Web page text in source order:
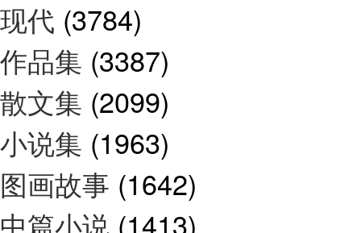
现代 (3784)
作品集 (3387)
散文集 (2099)
小说集 (1963)
图画故事 (1642)
中篇小说 (1413)